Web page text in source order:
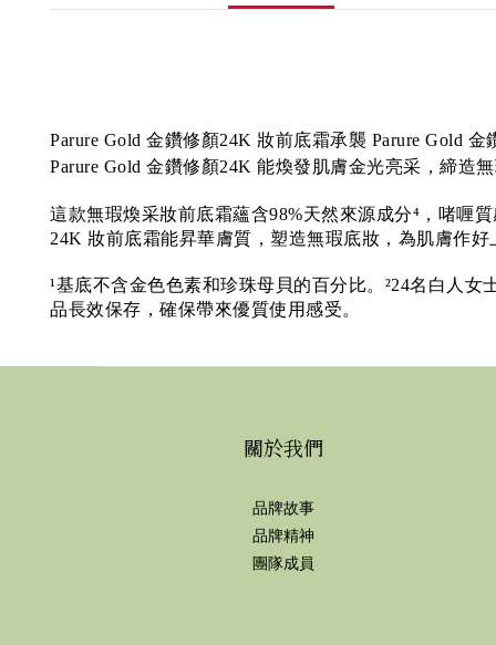
Parure Gold 金鑽修顏24K 妝前底霜承襲 Parure Gold
Parure Gold 金鑽修顏24K 能煥發肌膚金光亮采，締造
這款無瑕煥采妝前底霜蘊含98%天然來源成分⁴，啫喱
24K 妝前底霜能昇華膚質，塑造無瑕底妝，為肌膚作
¹基底不含金色色素和珍珠母貝的百分比。²24名白人
品長效保存，確保帶來優質使用感受。
關於我們
品牌故事
品牌精神
團隊成員